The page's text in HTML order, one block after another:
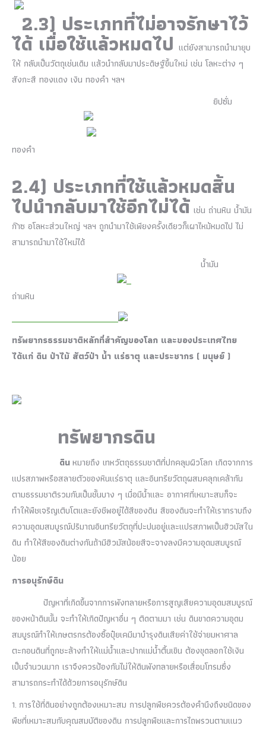
2.3) ประเภทที่ไม่อาจรักษาไว้
ได้ เมื่อใช้แล้วหมดไป แต่ยังสามารถนำมายุบ
ให้ กลับเป็นวัตถุเช่นเดิม แล้วนำกลับมาประดิษฐ์ขึ้นใหม่ เช่น โลหะต่าง ๆ
สังกะสี ทองแดง เงิน ทองคำ ฯลฯ
ยิปซั่ม
ทองคำ
2.4) ประเภทที่ใช้แล้วหมดสิ้น
ไปนำกลับมาใช้อีกไม่ได้ เช่น ถ่านหิน น้ำมัน
ก๊าซ อโลหะส่วนใหญ่ ฯลฯ ถูกนำมาใช้เพียงครั้งเดียวก็เผาไหม้หมดไป ไม่
สามารถนำมาใช้ใหม่ได้
น้ำมัน
ถ่านหิน
ทรัพยากรธรรมชาติหลักที่สำคัญของโลก และของประเทศไทย
ได้แก่ ดิน ป่าไม้ สัตว์ป่า น้ำ แร่ธาตุ และประชากร ( มนุษย์ )
ทรัพยากรดิน
ดินหมายถึง เทหวัตถุธรรมชาติที่ปกคลุมผิวโลก เกิดจากการ
แปรสภาพหรือสลายตัวของหินแร่ธาตุ และอินทรียวัตถุผสมคลุกเคล้ากัน
ตามธรรมชาติรวมกันเป็นชั้นบาง ๆ เมื่อมีน้ำและ อากาศที่เหมาะสมก็จะ
ทำให้พืชเจริญเติบโตและยังชีพอยู่ได้สีของดิน สีของดินจะทำให้เราทราบถึง
ความอุดมสมบูรณ์ปริมาณอินทรียวัตถุที่ปะปนอยู่และแปรสภาพเป็นฮิวมัสใน
ดิน ทำให้สีของดินต่างกันถ้ามีฮิวมัสน้อยสีจะจางลงมีความอุดมสมบูรณ์
น้อย
การอนุรักษ์ดิน
ปัญหาที่เกิดขึ้นจากการพังทลายหรือการสูญเสียความอุดมสมบูรณ์
ของหน้าดินนั้น จะทำให้เกิดปัญหาอื่น ๆ ติดตามมา เช่น ดินขาดความอุดม
สมบูรณ์ทำให้เกษตรกรต้องซื้อปุ๋ยเคมีมาบำรุงดินเสียค่าใช้จ่ายมหาศาล
ตะกอนดินที่ถูกชะล้างทำให้แม่น้ำและปากแม่น้ำตื้นเขิน ต้องขุดลอกใช้เงิน
เป็นจำนวนมาก เราจึงควรป้องกันไม่ให้ดินพังทลายหรือเสื่อมโทรมซึ่ง
สามารถกระทำได้ด้วยการอนุรักษ์ดิน
1. การใช้ที่ดินอย่างถูกต้องเหมาะสม การปลูกพืชควรต้องคำนึงถึงชนิดของ
พืชที่เหมาะสมกับคุณสมบัติของดิน การปลูกพืชและการไถพรวนตามแนว